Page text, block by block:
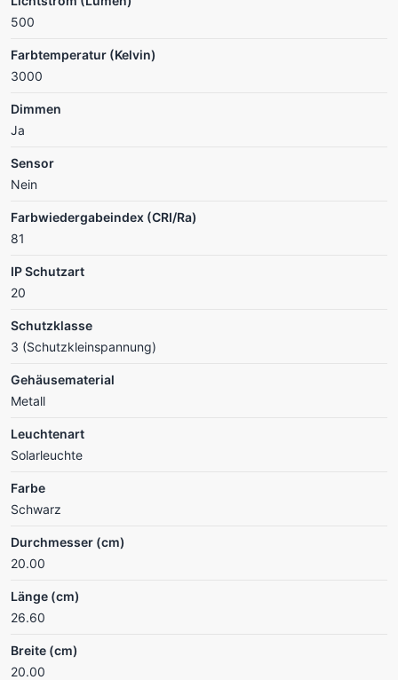
500
Farbtemperatur (Kelvin)
3000
Dimmen
Ja
Sensor
Nein
Farbwiedergabeindex (CRI/Ra)
81
IP Schutzart
20
Schutzklasse
3 (Schutzkleinspannung)
Gehäusematerial
Metall
Leuchtenart
Solarleuchte
Farbe
Schwarz
Durchmesser (cm)
20.00
Länge (cm)
26.60
Breite (cm)
20.00